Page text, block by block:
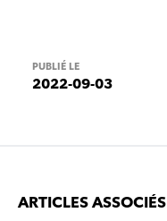
PUBLIÉ LE
2022-09-03
ARTICLES ASSOCIÉS